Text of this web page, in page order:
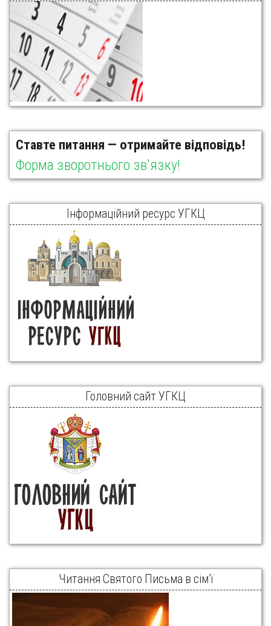
Ставте питання — отримайте відповідь!
Форма зворотнього зв'язку!
Інформаційний ресурс УГКЦ
Головний сайт УГКЦ
Читання Святого Письма в сім’ї